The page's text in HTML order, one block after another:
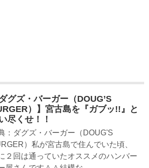
ダグズ・バーガー（DOUG’S
）】宮古島を『ガブッ!!』と
尽くせ！！
：ダグズ・バーガー（DOUG'S
）私が宮古島で住んでいた頃、
２回は通っていたオススメのハンバー